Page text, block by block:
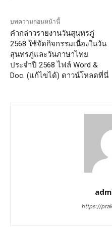
บทความก่อนหน้านี้
คำกล่าวรายงานวันสุนทรภู่
2568 ใช้จัดกิจกรรมเนื่องในวัน
สุนทรภู่และวันภาษาไทย
ประจำปี 2568 ไฟล์ Word &
Doc. (แก้ไขได้) ดาวน์โหลดที่นี่
https://